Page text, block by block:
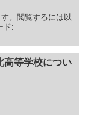
。閲覧するには以
ド:
高等学校につい